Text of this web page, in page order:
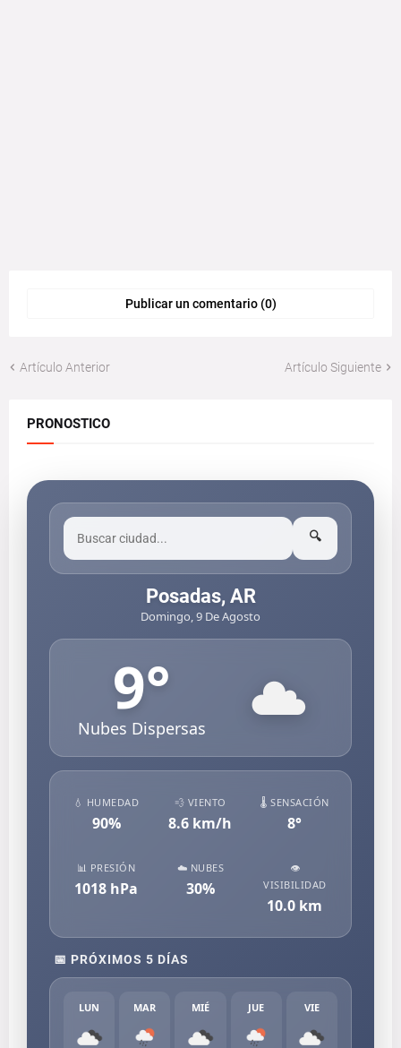
Publicar un comentario (0)
Artículo Anterior Artículo Siguiente
PRONOSTICO
🔍
Posadas, AR
Domingo, 9 De Agosto
9°
Nubes Dispersas
💧 HUMEDAD
90%
💨 VIENTO
8.6 km/h
🌡️ SENSACIÓN
8°
📊 PRESIÓN
1018 hPa
☁️ NUBES
30%
👁️
VISIBILIDAD
10.0 km
📅 PRÓXIMOS 5 DÍAS
LUN MAR MIÉ JUE VIE